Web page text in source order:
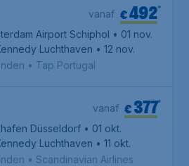
€492*
vanaf
Airport Schiphol • 01 nov.
Luchthaven • 12 nov.
• Tap Portugal
€377*
vanaf
Düsseldorf • 01 okt.
Luchthaven • 11 okt.
• Scandinavian Airlines